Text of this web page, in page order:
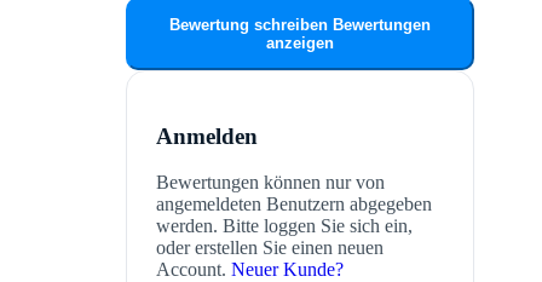
Bewertung schreiben Bewertungen
anzeigen
Anmelden
Bewertungen können nur von
angemeldeten Benutzern abgegeben
werden. Bitte loggen Sie sich ein,
oder erstellen Sie einen neuen
Account. Neuer Kunde?